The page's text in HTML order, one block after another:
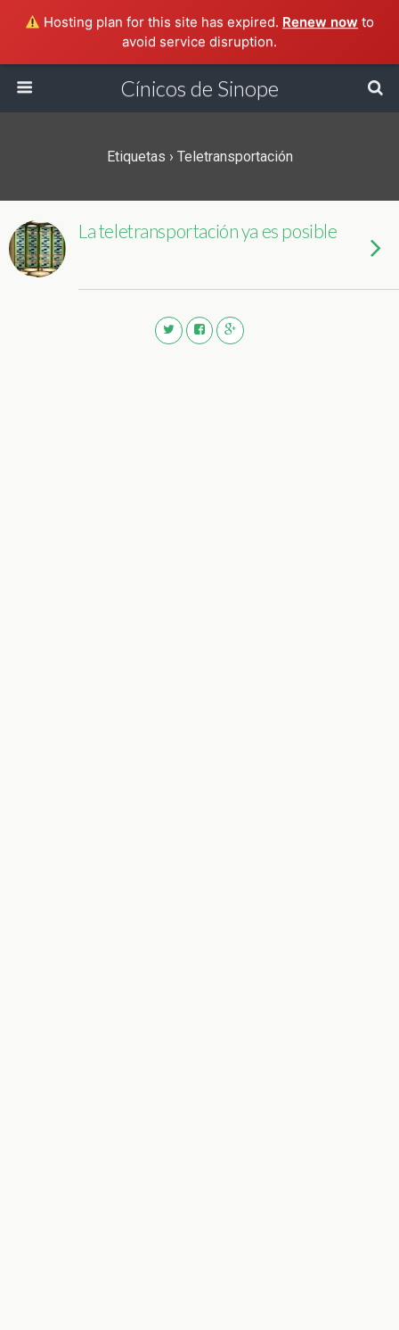
Hosting plan for this site has expired. Renew now to
avoid service disruption.
Cínicos de Sinope
Etiquetas › Teletransportación
La teletransportación ya es posible